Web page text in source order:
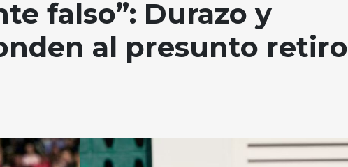
falso”: Durazo y
al presunto retiro